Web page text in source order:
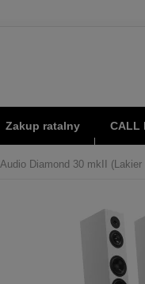
Zakup ratalny CALL
Diamond 30 mkII